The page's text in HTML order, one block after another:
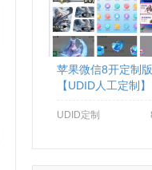
苹果微信8开定制
【UDID人工定制】
UDID定制